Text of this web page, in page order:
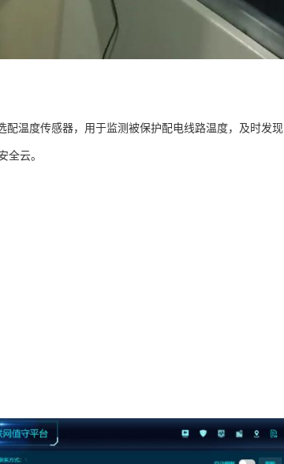
温度传感器，用于监测被保护配电线路温度，及时发现
全云。